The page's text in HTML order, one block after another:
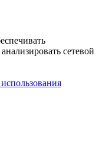
сетевой